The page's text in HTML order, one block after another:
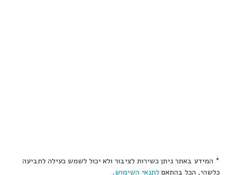
* המידע באתר ניתן כשירות לציבור ולא יכול לשמש כעילה לתביעה
כלשהי, הכל בהתאם לתנאי השימוש.